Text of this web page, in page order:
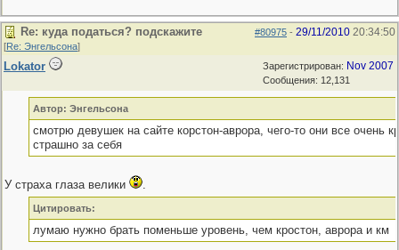
#80975 - 29/11/2010 20:34:50
Re: куда податься? подскажите
[Re: Энгельсона]
Зарегистрирован: Nov 2007
Сообщения: 12,131
Lokator
Автор: Энгельсона
смотрю девушек на сайте корстон-аврора, чего-то они все очень
страшно за себя
У страха глаза велики .
Цитировать:
лумаю нужно брать поменьше уровень, чем кростон, аврора и км